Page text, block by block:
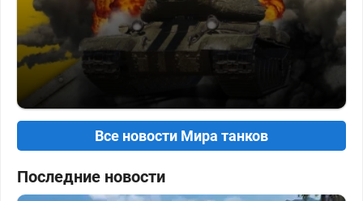
Все новости Мира танков
Последние новости